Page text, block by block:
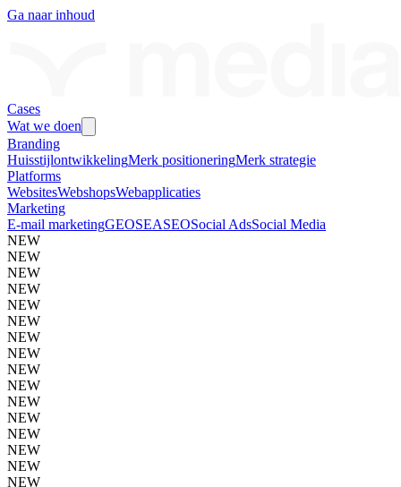
Ga naar inhoud
Cases
Wat we doen
Branding
HuisstijlontwikkelingMerk positioneringMerk strategie
Platforms
WebsitesWebshopsWebapplicaties
Marketing
E-mail marketingGEOSEASEOSocial AdsSocial Media
NEW
NEW
NEW
NEW
NEW
NEW
NEW
NEW
NEW
NEW
NEW
NEW
NEW
NEW
NEW
NEW